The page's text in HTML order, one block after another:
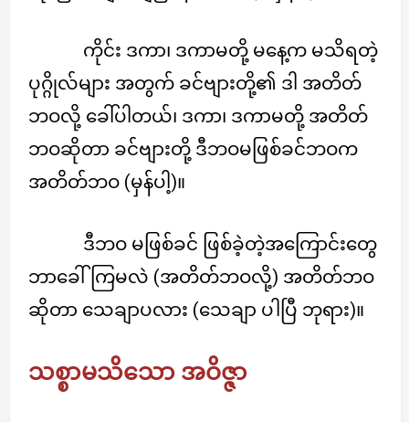
ကိုင်း ဒကာ၊ ဒကာမတို့ မနေ့က မသိရတဲ့
ပုဂ္ဂိုလ်များ အတွက် ခင်ဗျားတို့၏ ဒါ အတိတ်
ဘဝလို့ ခေါ်ပါတယ်၊ ဒကာ၊ ဒကာမတို့ အတိတ်
ဘဝဆိုတာ ခင်ဗျားတို့ ဒီဘဝမဖြစ်ခင်ဘဝက
အတိတ်ဘဝ (မှန်ပါ့)။
ဒီဘဝ မဖြစ်ခင် ဖြစ်ခဲ့တဲ့အကြောင်းတွေ
ဘာခေါ်ကြမလဲ (အတိတ်ဘဝလို့) အတိတ်ဘဝ
ဆိုတာ သေချာပလား (သေချာ ပါပြီ ဘုရား)။
သစ္စာမသိသော အဝိဇ္ဇာ